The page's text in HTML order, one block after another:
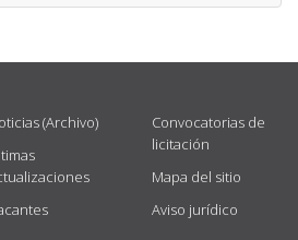
(Archivo)
Convocatorias de
licitación
Mapa del sitio
Aviso jurídico